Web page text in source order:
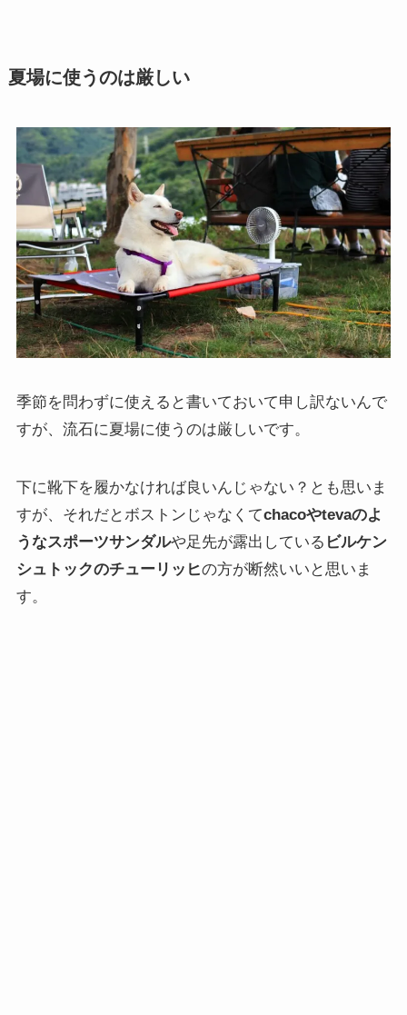
夏場に使うのは厳しい
季節を問わずに使えると書いておいて申し訳ないんで
すが、流石に夏場に使うのは厳しいです。
下に靴下を履かなければ良いんじゃない？とも思いま
すが、それだとボストンじゃなくてchacoやtevaのよ
うなスポーツサンダルや足先が露出している ビルケン
シュトックのチューリッヒの方が断然いいと思いま
す。